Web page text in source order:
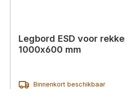
Legbord ESD voor
1000x600 mm
Binnenkort beschikbaar